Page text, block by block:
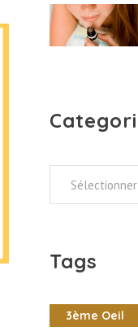
Categories
Tags
3ème Oeil